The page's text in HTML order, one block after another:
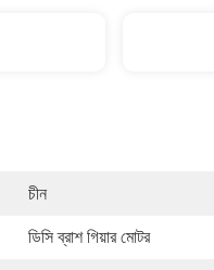
চীন
ডিসি ব্রাশ গিয়ার মোটর